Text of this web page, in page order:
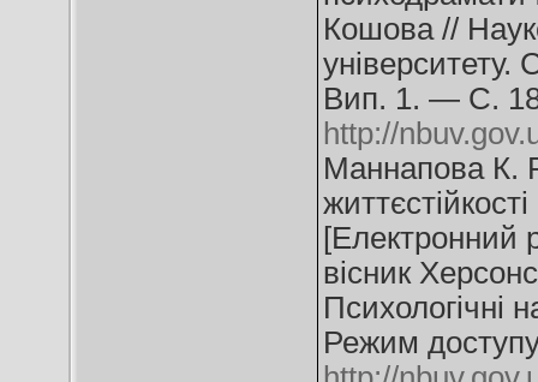
Кошова //
Вип. 1. — С.
http://
Маннапова К.
[Електронний
вісник
Режим